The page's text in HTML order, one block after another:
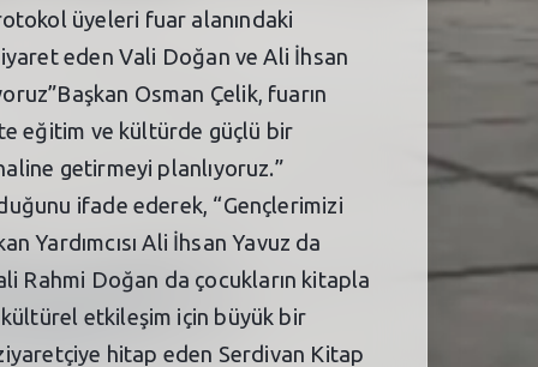
üyeleri fuar alanındaki
eden Vali Doğan ve Ali İhsan
Osman Çelik, fuarın
eğitim ve kültürde güçlü bir
getirmeyi planlıyoruz.”
ifade ederek, “Gençlerimizi
Yardımcısı Ali İhsan Yavuz da
Rahmi Doğan da çocukların kitapla
etkileşim için büyük bir
hitap eden Serdivan Kitap